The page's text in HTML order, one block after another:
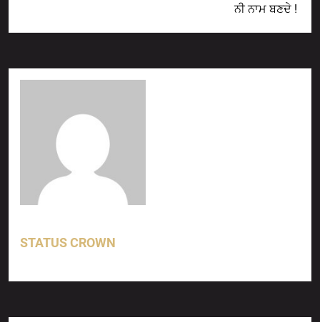
ਨੀ ਨਾਮ ਬਣਦੇ !
STATUS CROWN